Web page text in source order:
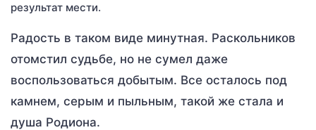
результат мести.
Радость в таком виде минутная. Раскольников
отомстил судьбе, но не сумел даже
воспользоваться добытым. Все осталось под
камнем, серым и пыльным, такой же стала и
душа Родиона.